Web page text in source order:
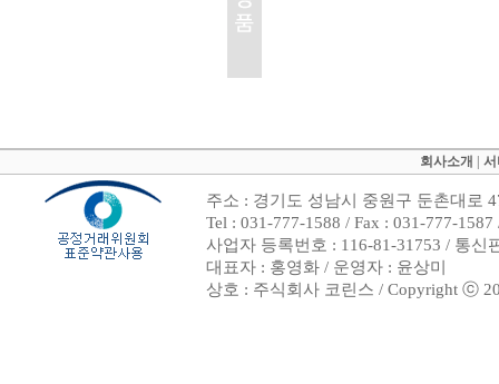
회사소개
주소 : 경기도 성남시 중원구 둔촌대로
Tel : 031-777-1588 / Fax : 031-777-
사업자 등록번호 : 116-81-31753 / 통신
대표자 : 홍영화 / 운영자 : 윤상미
상호 : 주식회사 코린스 / Copyright ⓒ